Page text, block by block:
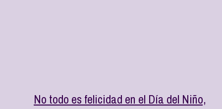
No todo es felicidad en el Día del Niño,